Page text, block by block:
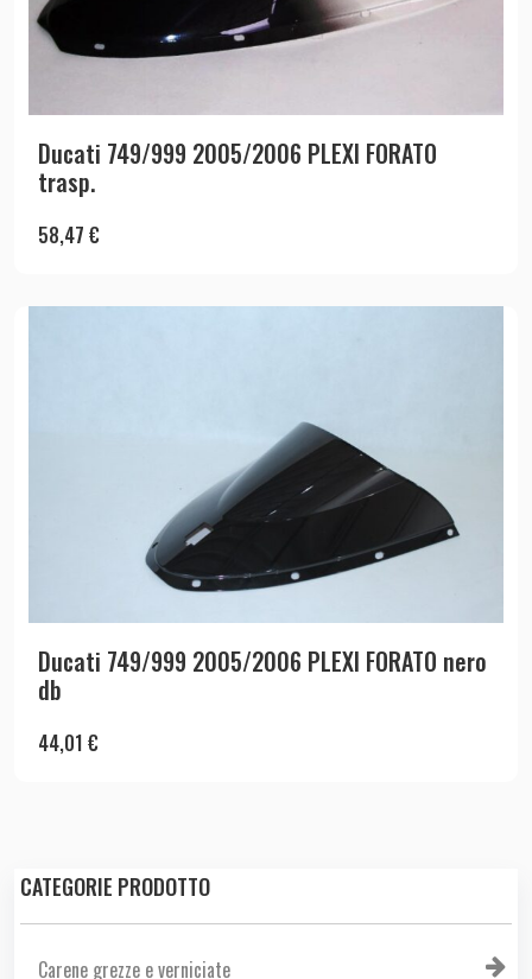
CATEGORIE PRODOTTO
Carene grezze e verniciate
Ducati 749/999 2005/2006 PLEXI FORATO
trasp.
58,47 €
Ducati 749/999 2005/2006 PLEXI FORATO nero
db
44,01 €